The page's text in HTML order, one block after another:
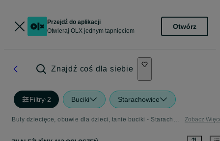
Przejdź do aplikacji
Otwieraj OLX jednym tapnięciem
Otwórz
Znajdź coś dla siebie
Filtry·2 Buciki Starachowice
Buty dziecięce, obuwie dla dzieci, tanie buciki - Starachowice Zobacz